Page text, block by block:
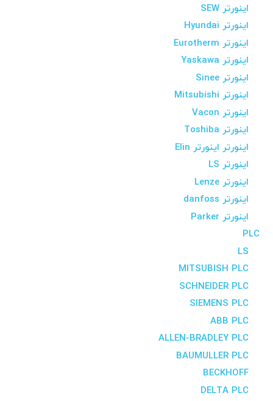
اینورتر SEW
اینورتر Hyundai
اینورتر Eurotherm
اینورتر Yaskawa
اینورتر Sinee
اینورتر Mitsubishi
اینورتر Vacon
اینورتر Toshiba
اینورتر اینورتر Elin
اینورتر LS
اینورتر Lenze
اینورتر danfoss
اینورتر Parker
PLC
LS
MITSUBISH PLC
SCHNEIDER PLC
SIEMENS PLC
ABB PLC
ALLEN-BRADLEY PLC
BAUMULLER PLC
BECKHOFF
DELTA PLC